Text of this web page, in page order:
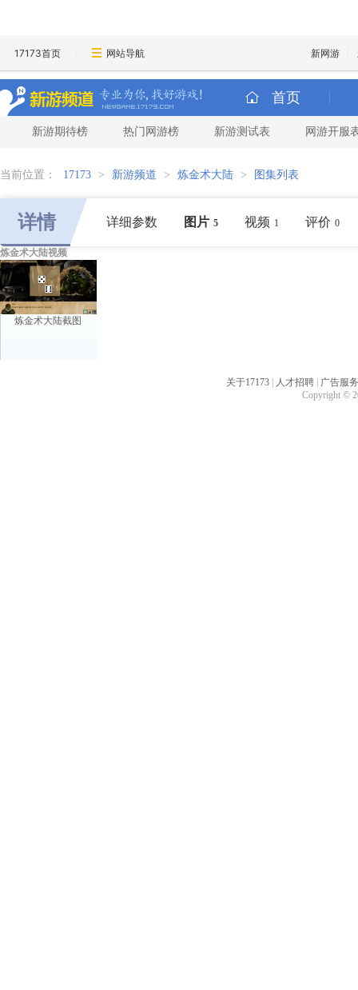
17173首页 网站导航 新网游
首页
新游期待榜 热门网游榜 新游测试表 网游开服
当前位置： 17173 > 新游频道 > 炼金术大陆 > 图集列表
详情 详细参数 图片 5 视频 1 评价 0
炼金术大陆视频
炼金术大陆截图
关于17173 人才招聘
广告服务
Copyright ©